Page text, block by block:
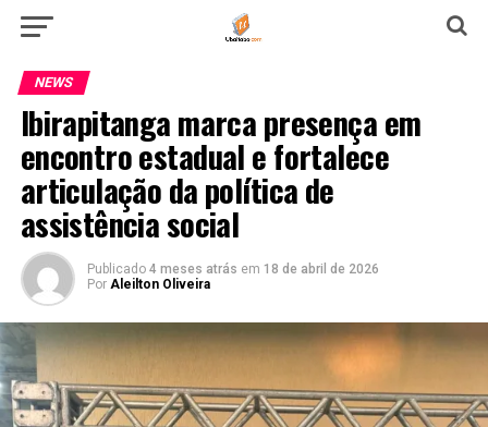
NEWS
Ibirapitanga marca presença em
encontro estadual e fortalece
articulação da política de
assistência social
Publicado 4 meses atrás em 18 de abril de 2026
Por Aleilton Oliveira